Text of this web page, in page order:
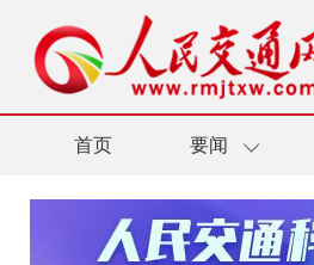
首页 要闻